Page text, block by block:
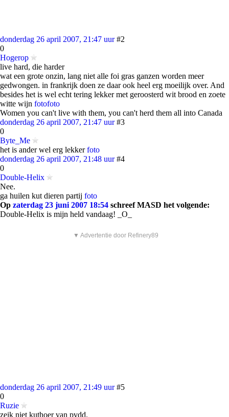
donderdag 26 april 2007, 21:47 uur #2
0
Hogerop
live hard, die harder
wat een grote onzin, lang niet alle foi gras ganzen worden meer
gedwongen. in frankrijk doen ze daar ook heel erg moeilijk over. And
besides het is wel echt tering lekker met geroosterd wit brood en zoete
witte wijn fotofoto
Women you can't live with them, you can't herd them all into Canada
donderdag 26 april 2007, 21:47 uur #3
0
Byte_Me
het is ander wel erg lekkerfoto
donderdag 26 april 2007, 21:48 uur #4
0
Double-Helix
Nee.
ga huilen kut dieren partij foto
Op zaterdag 23 juni 2007 18:54 schreef MASD het volgende:
Double-Helix is mijn held vandaag! _O_
▼ Advertentie door Refinery89
donderdag 26 april 2007, 21:49 uur #5
0
Ruzie
zeik niet kuthoer van pvdd.